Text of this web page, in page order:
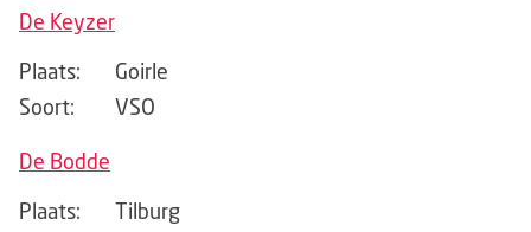
De Keyzer
Plaats:
Goirle
Soort:
VSO
De Bodde
Plaats:
Tilburg